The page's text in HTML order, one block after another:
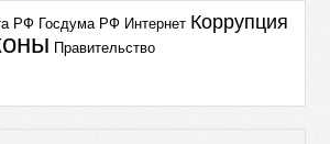
РФ Госдума РФ Интернет Коррупция
Правительство